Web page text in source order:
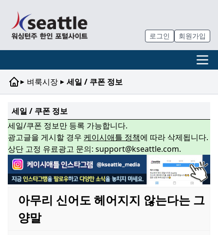
로그인 회원가입
▸ 벼룩시장 ▸ 세일 / 쿠폰 정보
세일 / 쿠폰 정보
세일/쿠폰 정보만 등록 가능합니다.
광고글을 게시할 경우 케이시애틀 정책에 따라 삭제됩니다.
상단 고정 유료광고 문의: support@kseattle.com.
아무리 신어도 헤어지지 않는다는 그
양말